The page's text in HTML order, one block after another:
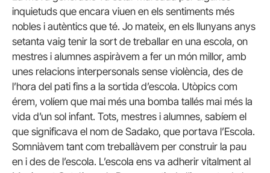
inquietuds que encara viuen en els sentiments més
nobles i autèntics que té. Jo mateix, en els llunyans anys
setanta vaig tenir la sort de treballar en una escola, on
mestres i alumnes aspiràvem a fer un món millor, amb
unes relacions interpersonals sense violència, des de
l’hora del pati fins a la sortida d’escola. Utòpics com
érem, volíem que mai més una bomba tallés mai més la
vida d’un sol infant. Tots, mestres i alumnes, sabíem el
que significava el nom de Sadako, que portava l’Escola.
Somniàvem tant com treballàvem per construir la pau
en i des de l’escola. L’escola ens va adherir vitalment al